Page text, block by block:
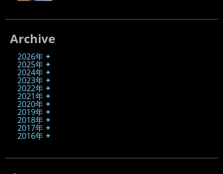
Archive
2026年
2025年
2024年
2023年
2022年
2021年
2020年
2019年
2018年
2017年
2016年